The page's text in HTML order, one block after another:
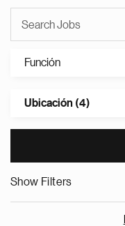
Función
Ubicación (4)
Show Filters